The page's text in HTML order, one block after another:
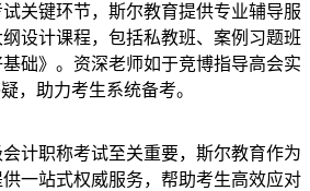
关键环节，斯尔教育提供专业辅导服
设计课程，包括私教班、案例习题班
础》。资深老师如于竞博指导高会实
，助力考生系统备考。
计职称考试至关重要，斯尔教育作为
一站式权威服务，帮助考生高效应对